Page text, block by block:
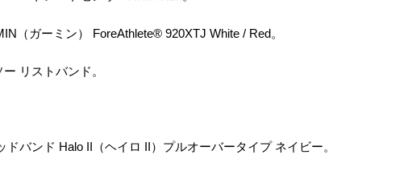
（ガーミン） ForeAthlete® 920XTJ White / Red。
リストバンド。
バンド Halo II（ヘイロ II）プルオーバータイプ ネイビー。